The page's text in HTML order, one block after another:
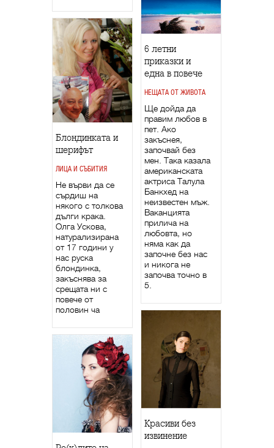
6 летни
приказки и
една в повече
НЕЩАТА ОТ ЖИВОТА
Ще дойда да
правим любов в
пет. Ако
закъснея,
започвай без
мен. Така казала
американската
актриса Талула
Банкхед на
неизвестен мъж.
Ваканцията
прилича на
любовта, но
няма как да
започне без нас
и никога не
започва точно в
5.
Блондинката и
шерифът
ЛИЦА И СЪБИТИЯ
Не върви да се
сърдиш на
някого с толкова
дълги крака.
Олга Ускова,
натурализирана
от 17 години у
нас руска
блондинка,
закъснява за
срещата ни с
повече от
половин ча
Красиви без
извинение